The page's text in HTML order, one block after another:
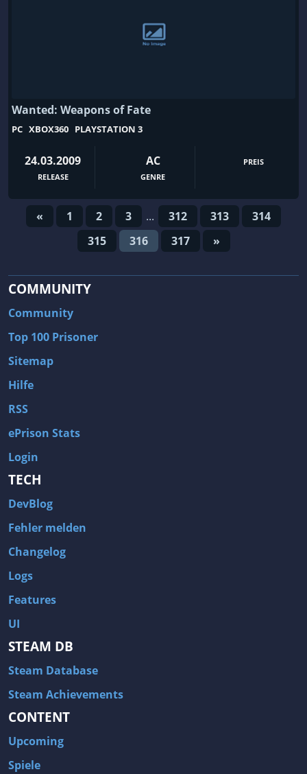
Wanted: Weapons of Fate
PC XBOX360 PLAYSTATION 3
24.03.2009
RELEASE
AC
GENRE
PREIS
« 1 2 3 ... 312 313
314
315
316 317 »
COMMUNITY
Community
Top 100 Prisoner
Sitemap
Hilfe
RSS
ePrison Stats
Login
TECH
DevBlog
Fehler melden
Changelog
Logs
Features
UI
STEAM DB
Steam Database
Steam Achievements
CONTENT
Upcoming
Spiele